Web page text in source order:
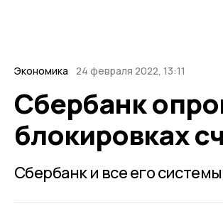
Экономика 24 февраля 2022, 13:11
Сбербанк
блокировках
Сбербанк и все его